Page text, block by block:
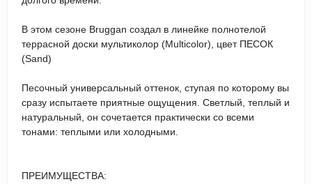
В этом сезоне Bruggan создал в линейке полнотелой
террасной доски мультиколор (Multicolor), цвет ПЕСОК
(Sand)
Песочный универсальный оттенок, ступая по которому вы
сразу испытаете приятные ощущения. Светлый, теплый и
натуральный, он сочетается практически со всеми
тонами: теплыми или холодными.
ПРЕИМУЩЕСТВА: